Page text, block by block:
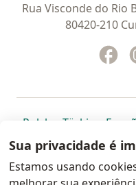
Rua Visconde do Rio
80420-210
Polska abre num
Türkiye abre
España
Portugal abre num
, México ,
Sua privacidade é
Estamos usando